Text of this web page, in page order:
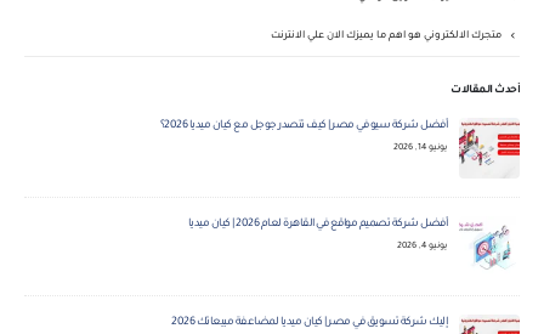
متجرك الالكتروني هو اهم ما يميزك الان علي الانترنت
أحدث المقالات
أفضل شركة سيو في مصر | كيف تتصدر جوجل مع كيان ميديا 2026؟
يونيو 14, 2026
أفضل شركة تصميم مواقع في القاهرة لعام 2026 | كيان ميديا
يونيو 4, 2026
إليك شركة تسويق في مصر | كيان ميديا لمضاعفة مبيعاتك 2026